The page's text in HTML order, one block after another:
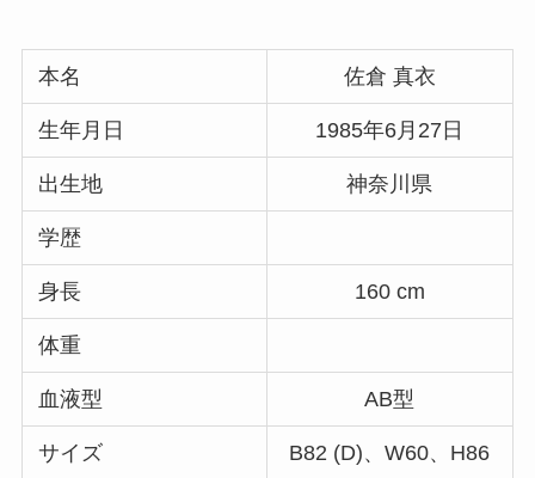
本名 佐倉 真衣
生年月日 1985年6月27日
出生地 神奈川県
学歴
身長 160 cm
体重
血液型 AB型
サイズ B82 (D)、W60、H86